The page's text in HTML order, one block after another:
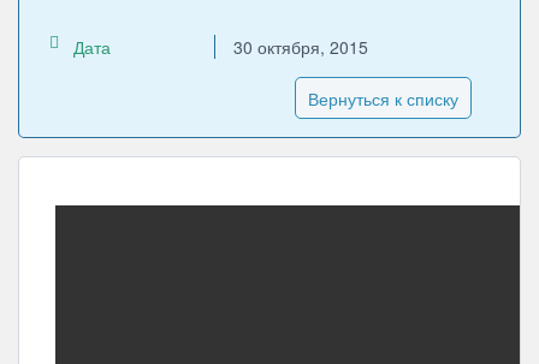
Дата 30 октября, 2015
Вернуться к списку